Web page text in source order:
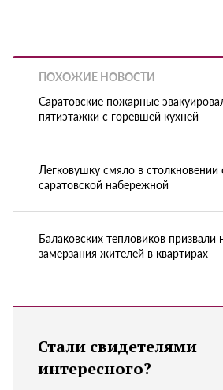
ПОХОЖИЕ НОВОСТИ
Саратовские пожарные
пятиэтажки с горевшей кухней
Легковушку смяло в
саратовской набережной
Балаковских тепловиков призвали
замерзания жителей в квартирах
Стали свидетелями
интересного?